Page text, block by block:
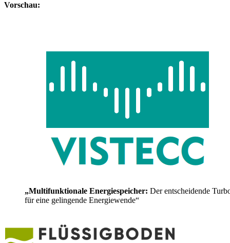
Vorschau:
„Multifunktionale Energiespeicher: Der entscheidende
für eine gelingende Energiewende“